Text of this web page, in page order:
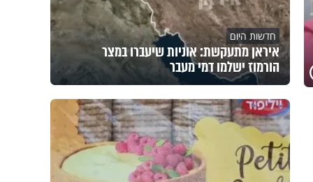
חדשות היום
איראן מתעקשת: אוניות שיעברו במצר
הורמוז ישלמו דמי מעבר